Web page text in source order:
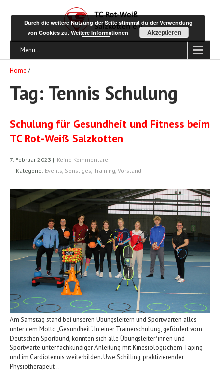
Menu...
Home /
Tag: Tennis Schulung
Schulung für Gesundheit und Fitness beim
TC Rot-Weiß Salzkotten
7. Februar 2023 | Keine Kommentare
| Kategorie: Events, Sonstiges, Training, Vorstand
Am Samstag stand bei unseren Übungsleitern und Sportwarten alles
unter dem Motto „Gesundheit“. In einer Trainerschulung, gefördert vom
Deutschen Sportbund, konnten sich alle Übungsleiter*innen und
Sportwarte unter fachkundiger Anleitung mit Kinesiologischem Taping
und im Cardiotennis weiterbilden. Uwe Schilling, praktizierender
Physiotherapeut…
Durch die weitere Nutzung der Seite stimmst du der Verwendung
von Cookies zu.Weitere Informationen Akzeptieren